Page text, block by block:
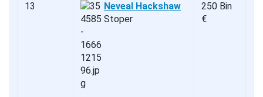
13
Neveal Hackshaw
Stoper
250 Bin
€